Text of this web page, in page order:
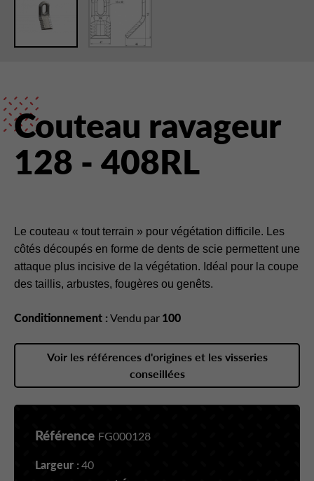
Couteau ravageur
128 - 408RL
Le couteau « tout terrain » pour végétation difficile. Les
côtés découpés en forme de dents de scie permettent une
attaque plus incisive de la végétation. Idéal pour la coupe
des taillis, arbustes, fougères ou genêts.
Conditionnement : Vendu par 100
Voir les références d'origines et les visseries
conseillées
Référence FG000128
Largeur : 40